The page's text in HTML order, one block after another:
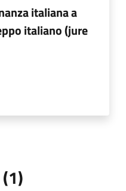
italiana a
italiano (jure